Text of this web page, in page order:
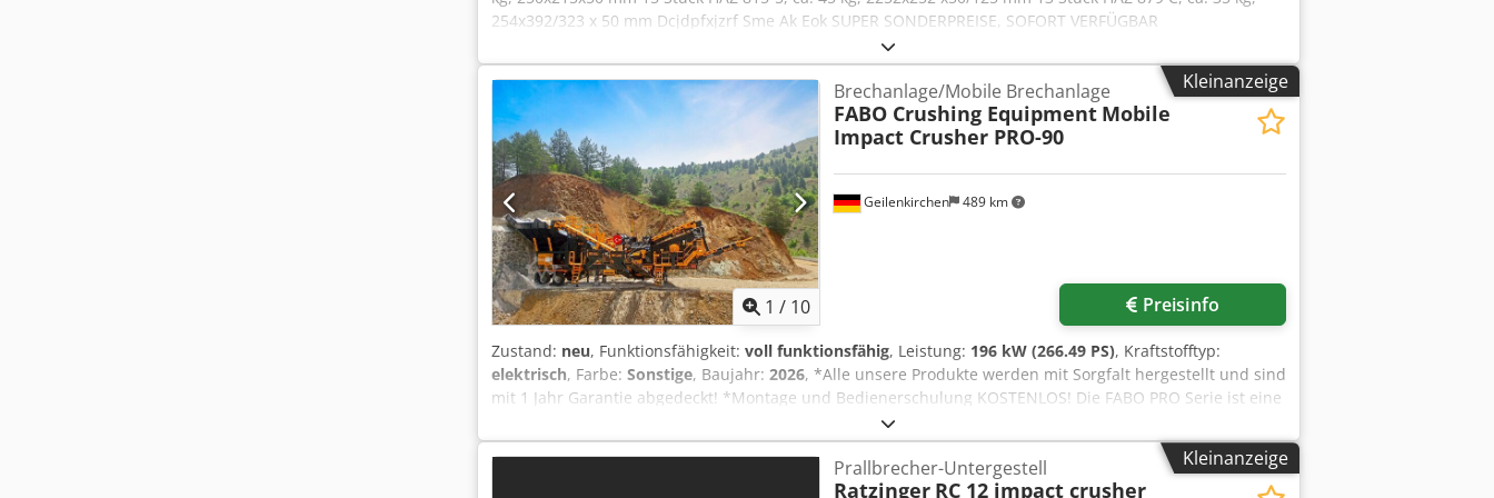
254x392/323 x 50 mm Dcjdpfxjzrf Sme Ak Eok SUPER SONDERPREISE, SOFORT VERFÜGBAR
Kleinanzeige
1 / 10
Geilenkirchen 489 km
Brechanlage/Mobile Brechanlage
FABO Crushing Equipment Mobile
Impact Crusher PRO-90
Preisinfo
Zustand: neu, Funktionsfähigkeit: voll funktionsfähig, Leistung: 196 kW (266.49 PS), Kraftstofftyp:
elektrisch, Farbe: Sonstige, Baujahr: 2026, *Alle unsere Produkte werden mit Sorgfalt hergestellt und sind
mit 1 Jahr Garantie abgedeckt! *Montage und Bedienerschulung KOSTENLOS! Die FABO PRO Serie ist eine
mobile Brechanlage im geschlossenen Kreislauf, die sich besonders für Kalkstein und andere
Gesteinsarten mit weichem oder mittlerem Härtegrad eignet. HAUPTMERKMALE: * Geschlossener
Brechkreislauf bis zur gewünschten Endkorngröße * Die Kapazität variiert je nach Materialzufuhr und
den zu brechenden Endprodukt-Abmessungen. * Alle Maschinen sind auf einem einzigen, speziell
Kleinanzeige
Prallbrecher-Untergestell
Ratzinger RC 12 impact crusher